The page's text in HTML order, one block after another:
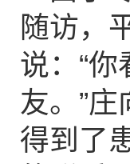
随访，
说：“
友。”
得到了